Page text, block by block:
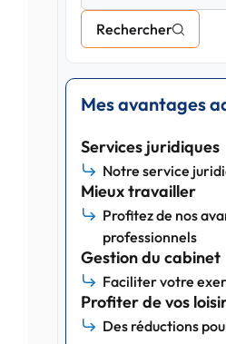
Rechercher
Mes avantages
Services juridiques
Notre service
Mieux travailler
Profitez de nos
professionnels
Gestion du cabinet
Faciliter votre
Profiter de vos
Des réductions